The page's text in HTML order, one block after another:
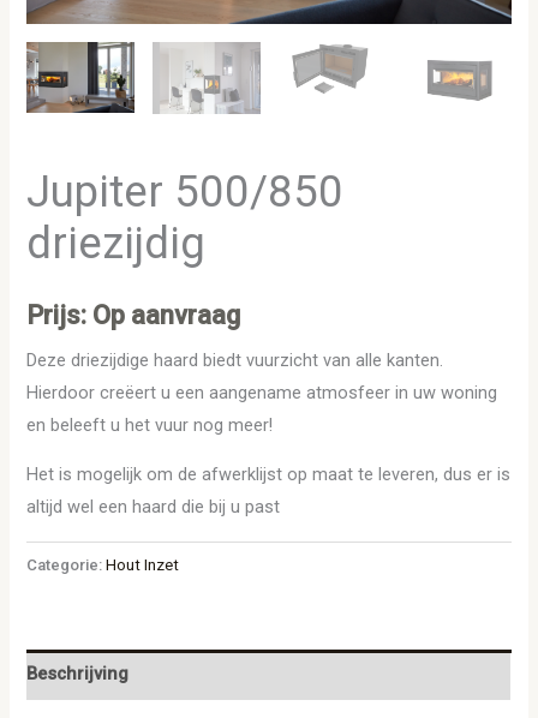
Jupiter 500/850
driezijdig
Prijs: Op aanvraag
Deze driezijdige haard biedt vuurzicht van alle kanten.
Hierdoor creëert u een aangename atmosfeer in uw woning
en beleeft u het vuur nog meer!
Het is mogelijk om de afwerklijst op maat te leveren, dus er is
altijd wel een haard die bij u past
Categorie:Hout Inzet
Beschrijving